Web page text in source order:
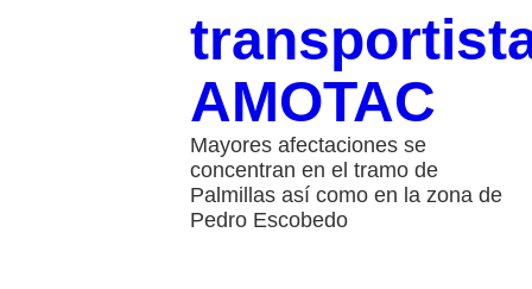
AMOTAC
Mayores afectaciones se
concentran en el tramo de
Palmillas así como en la zona de
Pedro Escobedo